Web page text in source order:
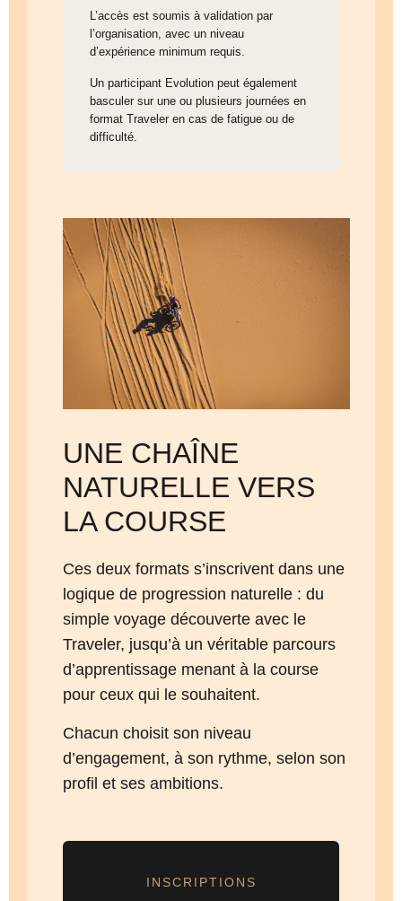
L’accès est soumis à validation par
l’organisation, avec un niveau
d’expérience minimum requis.
Un participant Evolution peut également
basculer sur une ou plusieurs journées en
format Traveler en cas de fatigue ou de
difficulté.
UNE CHAÎNE
NATURELLE VERS
LA COURSE
Ces deux formats s’inscrivent dans une
logique de progression naturelle : du
simple voyage découverte avec le
Traveler, jusqu’à un véritable parcours
d’apprentissage menant à la course
pour ceux qui le souhaitent.
Chacun choisit son niveau
d’engagement, à son rythme, selon son
profil et ses ambitions.
INSCRIPTIONS